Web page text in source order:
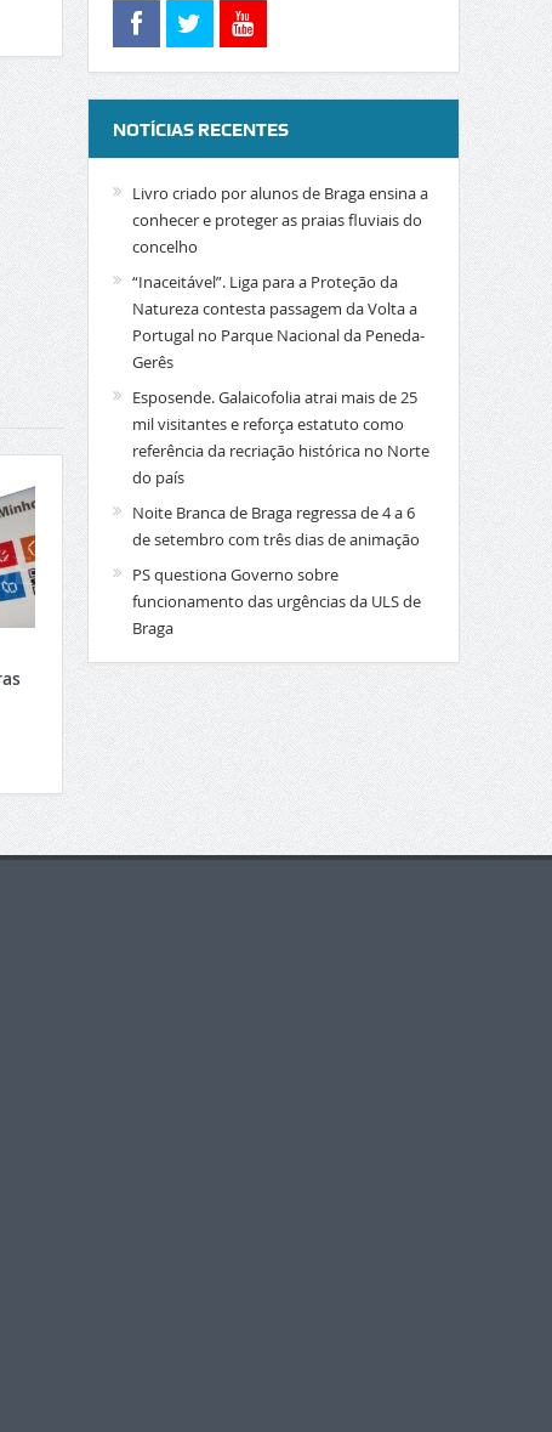
NOTÍCIAS RECENTES
Livro criado por alunos de Braga ensina a
conhecer e proteger as praias fluviais do
concelho
“Inaceitável”. Liga para a Proteção da
Natureza contesta passagem da Volta a
Portugal no Parque Nacional da Peneda-
Gerês
Esposende. Galaicofolia atrai mais de 25
mil visitantes e reforça estatuto como
referência da recriação histórica no Norte
do país
Noite Branca de Braga regressa de 4 a 6
de setembro com três dias de animação
PS questiona Governo sobre
funcionamento das urgências da ULS de
Braga